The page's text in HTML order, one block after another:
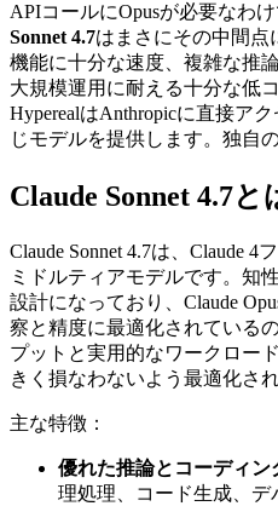
APIコールにOpusが必要なわ
Sonnet 4.7はまさにその中間点
機能に十分な速度、複雑な推
大規模運用に耐える十分な低
HyperealはAnthropicに直接ア
じモデルを提供します。独自
Claude Sonnet 4.7と
Claude Sonnet 4.7は、Claude
ミドルティアモデルです。知
設計になっており、Claude
察と精度に最適化されている
プットと実用的なワークロー
きく損なわないよう最適化さ
主な特徴：
優れた推論とコーディン
理処理、コード生成、